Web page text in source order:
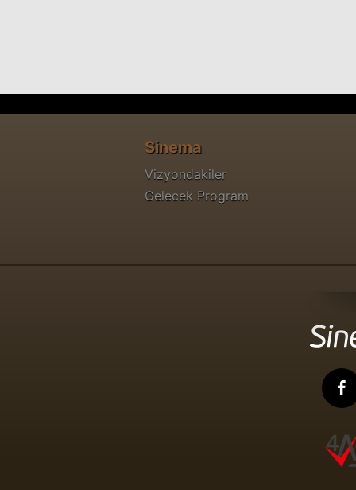
Sinema
Vizyondakiler
Gelecek Program